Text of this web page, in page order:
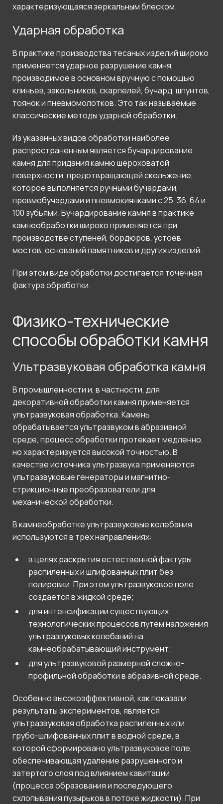
характеризующаяся зеркальным блеском.
Ударная обработка
В практике производства тесаных изделий широко
применяется ударное разрушение камня,
производимое в основном вручную с помощью
клиньев, закольников, скарпелей, бучард, шпунтов,
тоянок и пневмомолотков. Это так называемые
классические методы ударной обработки.
Из указанных видов обработки наиболее
распространенным является бучардирование
камня для придания камню шероховатой
поверхности, предотвращающей скольжение,
которое выполняется ручными бучардами,
превмобучардами и пневмокиянками с 25, 36, 64 и
100 зубьями. Бучардирование камня в практике
камнеобработки широко применяется при
производстве ступеней, бордюров, устоев
мостов, оснований памятников и других изделий.
При этом виде обработки достигается точечная
фактура обработки.
Физико-технические
способы обработки камня
Ультразвуковая обработка камня
В промышленности и, в частности, для
декоративной обработки камня применяется
ультразвуковая обработка. Камень
обрабатывается ультразвуком в абразивной
среде, процесс обработки протекает медленно,
но характеризуется высокой точностью. В
качестве источника ультразвука применяются
ультразвуковые генераторы и магнитно-
стрикционные преобразователи для
механической обработки.
В камнеобработке ультразвуковые колебания
используются в трех направлениях:
в целях раскрытия естественной фактуры
распиленных и шлифованных плит без
полировки. При этом ультразвуковое поле
создается в жидкой среде;
для интенсификации существующих
технологических процессов путем наложения
ультразвуковых колебаний на
камнеобрабатывающий инструмент;
для ультразвуковой размерной сложно-
профильной обработки в абразивной среде.
Особенно высокоэффективной, как показали
результаты экспериментов, является
ультразвуковая обработка распиленных или
грубо-шлифованных плит в водной среде, в
которой сформировано ультразвуковое поле,
обеспечивающая удаление разрушенного и
затертого слоя под влиянием кавитации
(процесса образования и последующего
схлопывания пузырьков в потоке жидкости). При